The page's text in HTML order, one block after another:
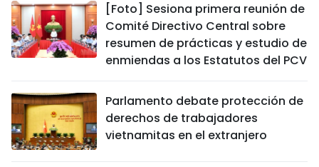
[Foto] Sesiona primera reunión de
Comité Directivo Central sobre
resumen de prácticas y estudio de
enmiendas a los Estatutos del PCV
Parlamento debate protección de
derechos de trabajadores
vietnamitas en el extranjero